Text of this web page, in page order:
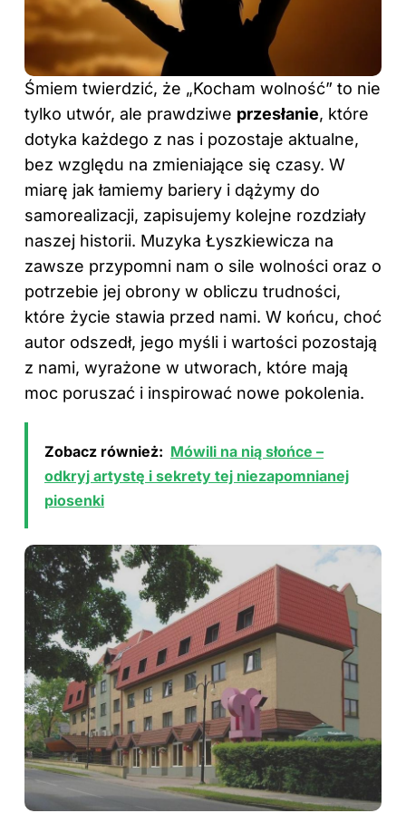
Śmiem twierdzić, że „Kocham wolność” to nie
tylko utwór, ale prawdziwe przesłanie, które
dotyka każdego z nas i pozostaje aktualne,
bez względu na zmieniające się czasy. W
miarę jak łamiemy bariery i dążymy do
samorealizacji, zapisujemy kolejne rozdziały
naszej historii. Muzyka Łyszkiewicza na
zawsze przypomni nam o sile wolności oraz o
potrzebie jej obrony w obliczu trudności,
które życie stawia przed nami. W końcu, choć
autor odszedł, jego myśli i wartości pozostają
z nami, wyrażone w utworach, które mają
moc poruszać i inspirować nowe pokolenia.
Zobacz również: Mówili na nią słońce –
odkryj artystę i sekrety tej niezapomnianej
piosenki